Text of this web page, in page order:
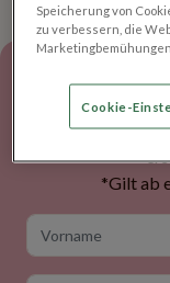
Jetzt Newsletter
*Gilt ab
Speicherung von
zu verbessern, die
Cookie-